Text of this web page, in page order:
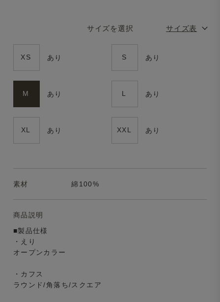
サイズを選択 サイズ表
XS あり S あり
M あり L あり
XL あり XXL あり
素材 綿100%
商品説明
■製品仕様
・えり
オープンカラー
・カフス
ラウンド/角落ち/スクエア